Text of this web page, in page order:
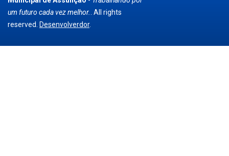
um futuro cada vez melhor. . All rights
reserved.
Desenvolverdor.